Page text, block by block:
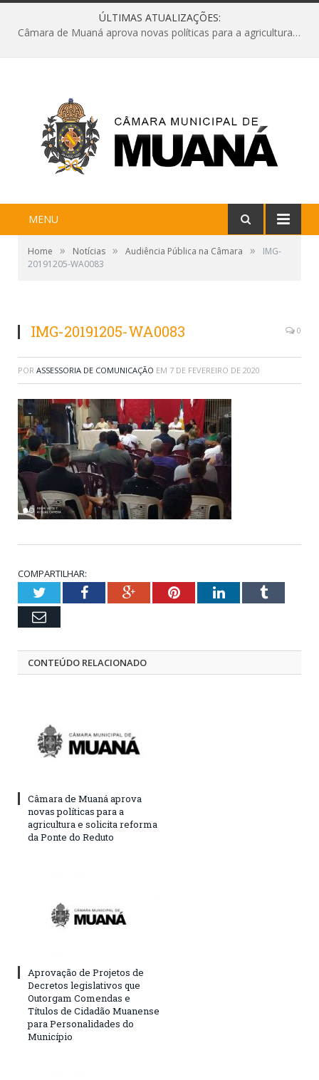
ÚLTIMAS ATUALIZAÇÕES:
Câmara de Muaná aprova novas políticas para a agricultura e solicita reforma da Ponte do Reduto
MENU
Home » Notícias » Audiência Pública na Câmara »
IMG-
20191205-WA0083
IMG-20191205-WA0083 0
POR ASSESSORIA DE COMUNICAÇÃO EM 7 DE FEVEREIRO DE 2020
COMPARTILHAR:
TwitterFacebookGoogle+PinterestLinkedInTumblr
Email
CONTEÚDO RELACIONADO
Câmara de Muaná aprova
novas políticas para a
agricultura e solicita reforma
da Ponte do Reduto
Aprovação de Projetos de
Decretos legislativos que
Outorgam Comendas e
Títulos de Cidadão Muanense
para Personalidades do
Município